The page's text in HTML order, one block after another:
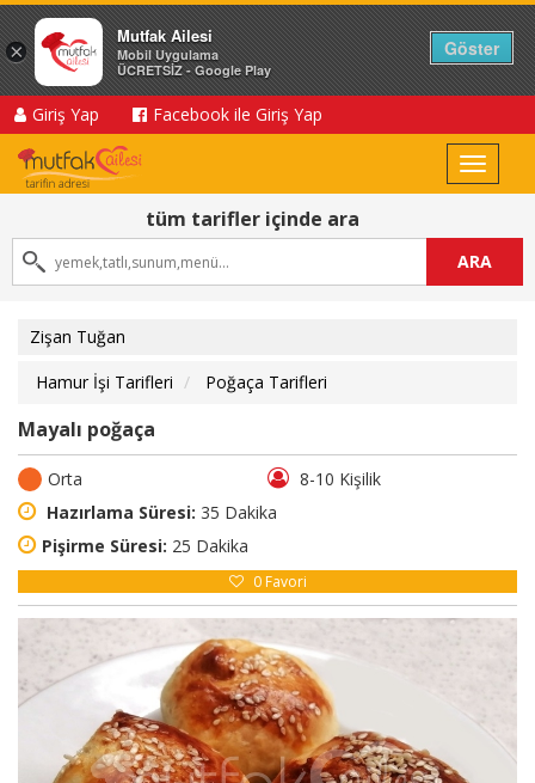
Giriş Yap Facebook ile Giriş Yap
Toggle
tüm tarifler içinde ara
ARA
Zişan Tuğan
Hamur İşi Tarifleri
Poğaça Tarifleri
Mayalı poğaça
Orta
8-10 Kişilik
Hazırlama Süresi: 35 Dakika
Pişirme Süresi: 25 Dakika
0 Favori
×
Mutfak Ailesi
Mobil Uygulama
ÜCRETSİZ - Google Play
Göster